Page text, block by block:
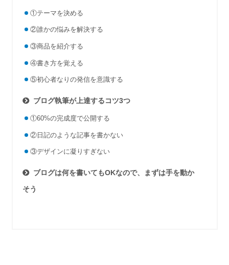
①テーマを決める
②誰かの悩みを解決する
③商品を紹介する
④書き方を覚える
⑤初心者なりの発信を意識する
ブログ執筆が上達するコツ3つ
①60%の完成度で公開する
②日記のような記事を書かない
③デザインに凝りすぎない
ブログは何を書いてもOKなので、まずは手を動か
そう